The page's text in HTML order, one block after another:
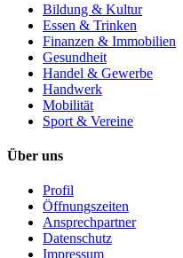
Bildung & Kultur
Essen & Trinken
Finanzen & Immobilien
Gesundheit
Handel & Gewerbe
Handwerk
Mobilität
Sport & Vereine
Über uns
Profil
Öffnungszeiten
Ansprechpartner
Datenschutz
Impressum